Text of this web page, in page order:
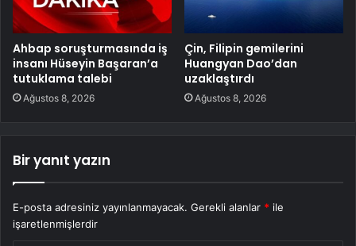
Ahbap soruşturmasında iş
insanı Hüseyin Başaran’a
tutuklama talebi
Ağustos 8, 2026
Çin, Filipin gemilerini
Huangyan Dao’dan
uzaklaştırdı
Ağustos 8, 2026
Bir yanıt yazın
E-posta adresiniz yayınlanmayacak. Gerekli alanlar * ile
işaretlenmişlerdir